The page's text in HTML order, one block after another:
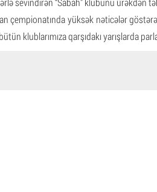
çempionatında yüksək nəticələr
klublarımıza qarşıdakı yarışlarda